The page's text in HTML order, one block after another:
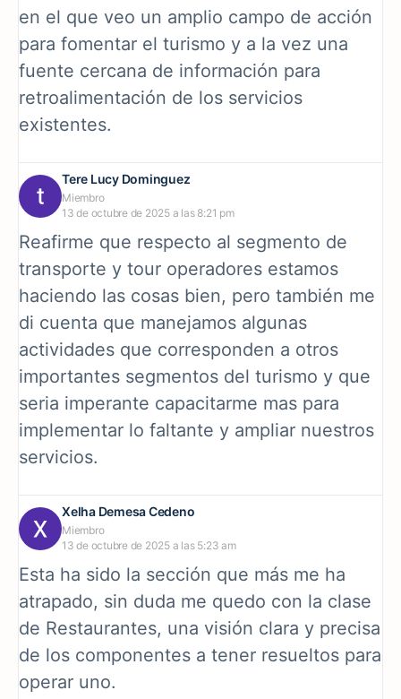
en el que veo un amplio campo de acción
para fomentar el turismo y a la vez una
fuente cercana de información para
retroalimentación de los servicios
existentes.
Tere Lucy Dominguez
Miembro
13 de octubre de 2025 a las 8:21 pm
Reafirme que respecto al segmento de
transporte y tour operadores estamos
haciendo las cosas bien, pero también me
di cuenta que manejamos algunas
actividades que corresponden a otros
importantes segmentos del turismo y que
seria imperante capacitarme mas para
implementar lo faltante y ampliar nuestros
servicios.
Xelha Demesa Cedeno
Miembro
13 de octubre de 2025 a las 5:23 am
Esta ha sido la sección que más me ha
atrapado, sin duda me quedo con la clase
de Restaurantes, una visión clara y precisa
de los componentes a tener resueltos para
operar uno.